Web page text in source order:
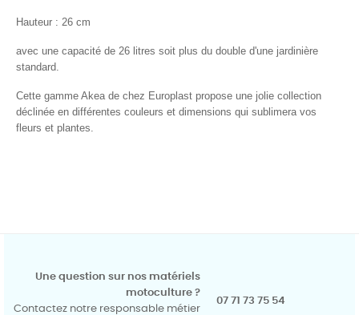
Hauteur : 26 cm
avec une capacité de 26 litres soit plus du double d'une jardinière
standard.
Cette gamme Akea de chez Europlast propose une jolie collection
déclinée en différentes couleurs et dimensions qui sublimera vos
fleurs et plantes.
Une question sur nos matériels
motoculture ?
Contactez notre responsable métier
07 71 73 75 54